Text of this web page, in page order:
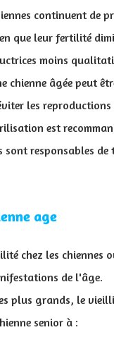
continuent de
que leur fertilité
moins
chienne âgée peut
les
est
sont responsables de
age
chez les chiennes
de l'âge.
plus grands, le
senior à :